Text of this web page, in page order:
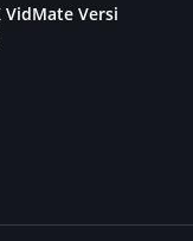
VidMate Versi